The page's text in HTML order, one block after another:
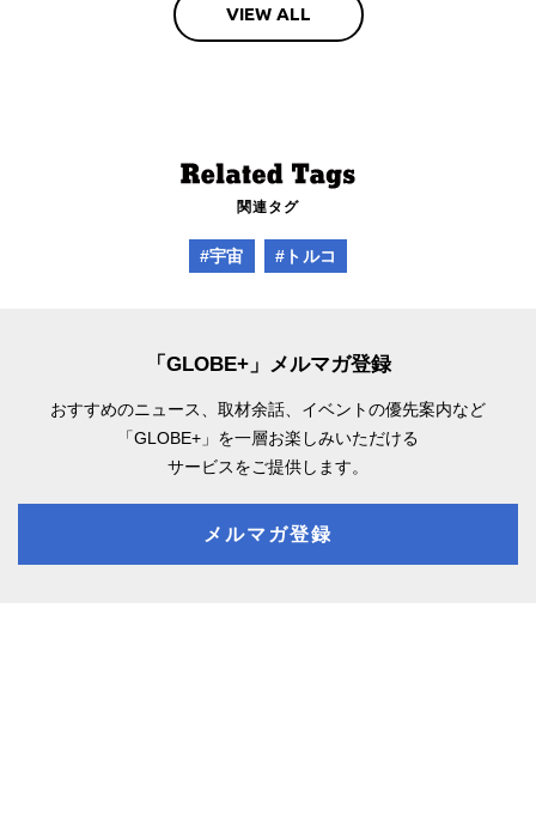
VIEW ALL
関連タグ
#宇宙 #トルコ
「GLOBE+」メルマガ登録
おすすめのニュース、取材余話、 イベントの優先案内など
「GLOBE+」を一層お楽しみいただける
サービスをご提供します。
メルマガ登録